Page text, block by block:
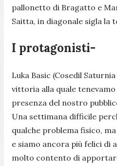
pallonetto di Bragatto e
Saitta, in diagonale sigla la
I protagonisti-
Luka Basic (Cosedil
vittoria alla quale
presenza del nostro
Una settimana difficile
qualche problema fisico,
e siamo ancora più felici di
molto contento di